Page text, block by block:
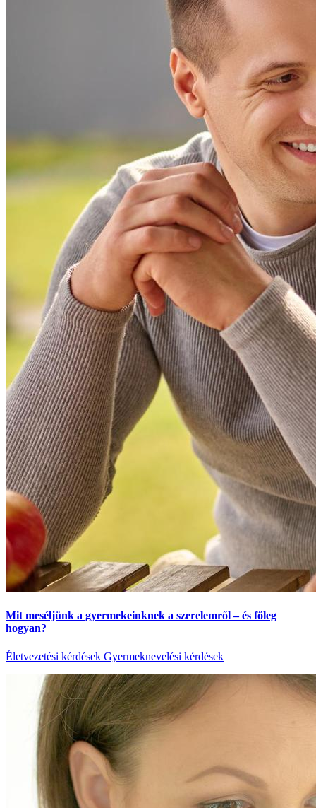
Mit meséljünk a gyermekeinknek a szerelemről – és főleg
hogyan?
Életvezetési kérdések Gyermeknevelési kérdések